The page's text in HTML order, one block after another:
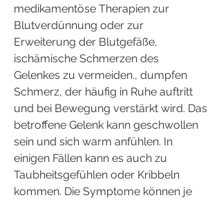
medikamentöse Therapien zur
Blutverdünnung oder zur
Erweiterung der Blutgefäße,
ischämische Schmerzen des
Gelenkes zu vermeiden., dumpfen
Schmerz, der häufig in Ruhe auftritt
und bei Bewegung verstärkt wird. Das
betroffene Gelenk kann geschwollen
sein und sich warm anfühlen. In
einigen Fällen kann es auch zu
Taubheitsgefühlen oder Kribbeln
kommen. Die Symptome können je